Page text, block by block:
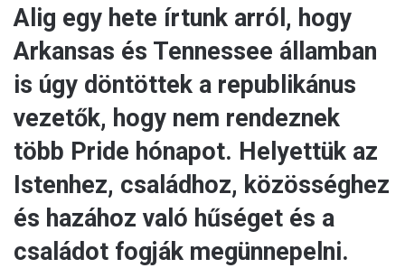
Alig egy hete írtunk arról, hogy
Arkansas és Tennessee államban
is úgy döntöttek a republikánus
vezetők, hogy nem rendeznek
több Pride hónapot. Helyettük az
Istenhez, családhoz, közösséghez
és hazához való hűséget és a
családot fogják megünnepelni.